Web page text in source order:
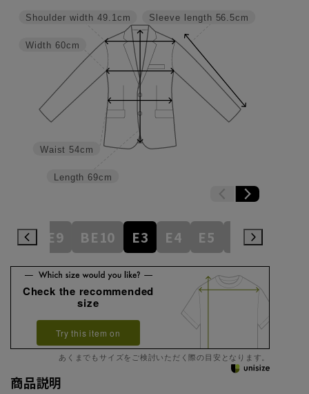
Sleeve length 56.5cm
Length 69cm
Waist 54cm
Width 60cm
Shoulder width 49.1cm
BE9 BE10 E3 E4 E5 E6
Check the recommended
size
Try this item on
あくまでもサイズをご検討いただく際の目安となります。
商品説明